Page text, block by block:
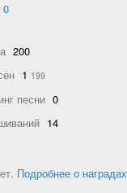
0
200
1 199
песни 0
14
Подробнее о наградах